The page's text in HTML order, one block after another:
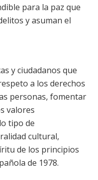
para la paz que
y asuman el
y ciudadanos que
a los derechos
personas, fomentar
valores
tipo de
cultural,
de los principios
de 1978.